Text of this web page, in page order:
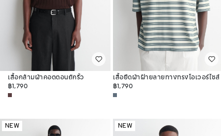
เสื้อกล้ามผ้าคอตตอนถักริ้ว
฿1,790
เสื้อยืดผ้าฝ้ายลายทางทรงโอเวอร์ไซส์
฿1,790
NEW NEW